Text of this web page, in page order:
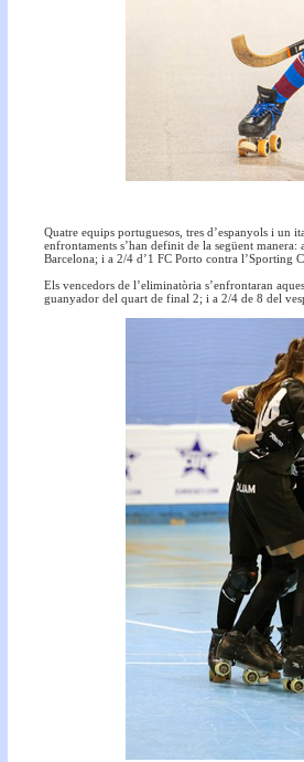
Quatre equips portuguesos, tres d’espanyols i un
enfrontaments s’han definit de la següent
Barcelona; i a 2/4 d’1 FC Porto contra l’Sporting
Els vencedors de l’eliminatòria s’enfrontaran
guanyador del quart de final 2; i a 2/4 de 8 del